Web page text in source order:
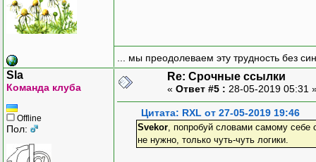
$username,
$token,
$tstamp
)
);
// 1 день в секундах =
$delta = 86400;
... мы преодолеваем эту трудность без
Sla
Команда клуба
Offline
Пол:
Re: Срочные ссылки
« Ответ #5 : 28-05-2019 05:31
Цитата: RXL от 27-05-2019 19:46
Svekor, попробуй словами самому себе
не нужно, только чуть-чуть логики.